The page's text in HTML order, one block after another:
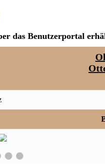
das Benutzerportal